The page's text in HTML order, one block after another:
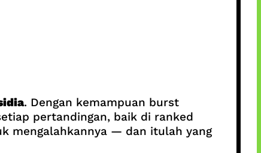
. Dengan kemampuan burst
pertandingan, baik di ranked
mengalahkannya — dan itulah yang